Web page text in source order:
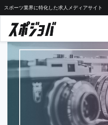
スポーツ業界に特化した求人メディアサイト